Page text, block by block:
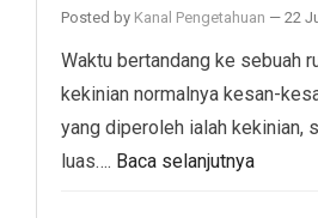
Posted by Kanal Pengetahuan — 22
Waktu bertandang ke sebuah
kekinian normalnya kesan-
yang diperoleh ialah kekinian,
luas…. Baca selanjutnya